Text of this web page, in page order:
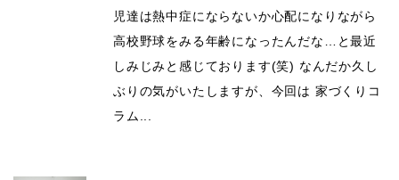
児達は熱中症にならないか心配になりながら
高校野球をみる年齢になったんだな…と最近
しみじみと感じております(笑) なんだか久し
ぶりの気がいたしますが、今回は 家づくりコ
ラム...